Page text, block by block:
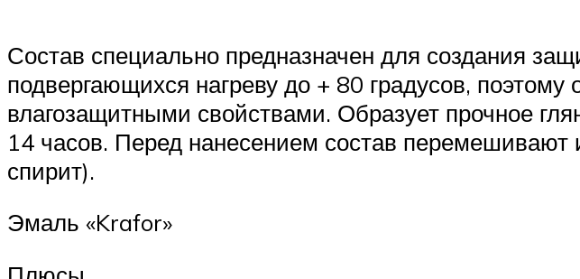
Состав специально предназначен для создания
подвергающихся нагреву до + 80 градусов,
влагозащитными свойствами. Образует прочное
14 часов. Перед нанесением состав
спирит).
Эмаль «Krafor»